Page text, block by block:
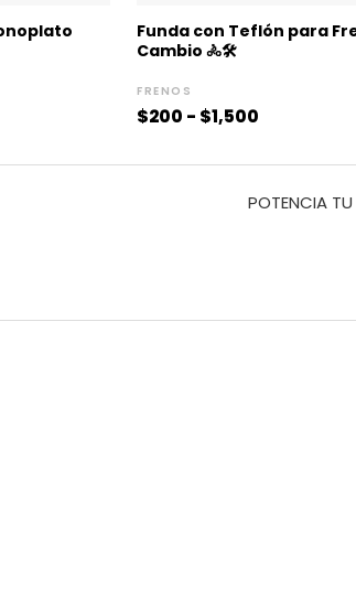
Funda con Teflón para
Cambio 🚴🛠️
FRENOS
$200 - $1,500
de
precios:
POTENCIA